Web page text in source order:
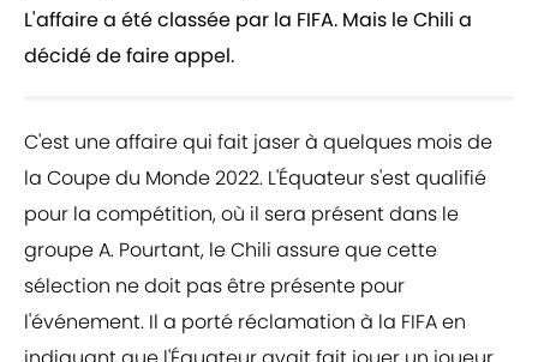
L'affaire a été classée par la FIFA. Mais le Chili a
décidé de faire appel.
C'est une affaire qui fait jaser à quelques mois de
la Coupe du Monde 2022. L'Équateur s'est qualifié
pour la compétition, où il sera présent dans le
groupe A. Pourtant, le Chili assure que cette
sélection ne doit pas être présente pour
l'événement. Il a porté réclamation à la FIFA en